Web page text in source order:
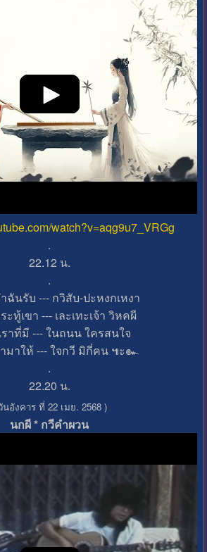
watch?v=aqg9u7_VRGg
.
22.12 น.
.
ฉันรับ --- กวิสับ-ปะหงกเหงา
ทู้เขา --- เละเทะเจ้า วิหคผี
ราที่มี --- ในถนน ใครสนใจ
ามาให้ --- ใจกวี มิกี่คน ๚ะ๛
.
22.20 น.
นอังคาร ที่ 22 เมย. 2568 )
นกผี * กวีคำผวน